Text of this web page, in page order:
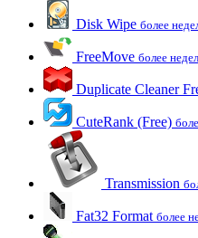
Disk Wipe более
FreeMove более
Duplicate Cleaner
CuteRank (Free)
Transmission
Fat32 Format более